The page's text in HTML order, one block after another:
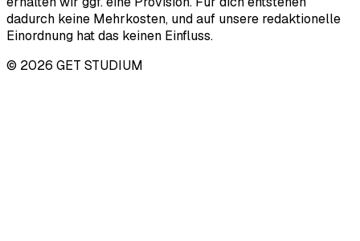
dadurch keine Mehrkosten, und auf unsere redaktionelle
Einordnung hat das keinen Einfluss.
© 2026 GET STUDIUM